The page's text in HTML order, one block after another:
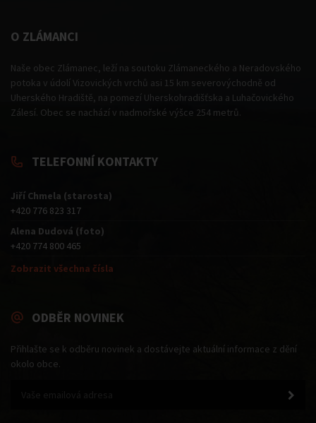
O ZLÁMANCI
Naše obec Zlámanec, leží na soutoku Zlámaneckého a Neradovského
potoka v údolí Vizovických vrchů asi 15 km severovýchodně od
Uherského Hradiště, na pomezí Uherskohradišťska a Luhačovického
Zálesí. Obec se nachází v nadmořské výšce 254 metrů.
TELEFONNÍ KONTAKTY
Jiří Chmela (starosta)
+420 776 823 317
Alena Dudová (foto)
+420 774 800 465
Zobrazit všechna čísla
ODBĚR NOVINEK
Přihlašte se k odběru novinek a dostávejte aktuální informace z dění
okolo obce.